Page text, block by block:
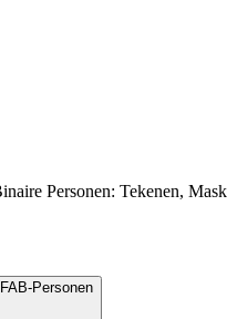
Personen: Tekenen,
Personen